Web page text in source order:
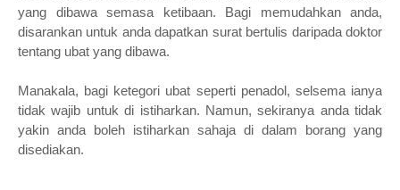
yang dibawa semasa ketibaan. Bagi memudahkan anda,
disarankan untuk anda dapatkan surat bertulis daripada doktor
tentang ubat yang dibawa.
Manakala, bagi ketegori ubat seperti penadol, selsema ianya
tidak wajib untuk di istiharkan. Namun, sekiranya anda tidak
yakin anda boleh istiharkan sahaja di dalam borang yang
disediakan.